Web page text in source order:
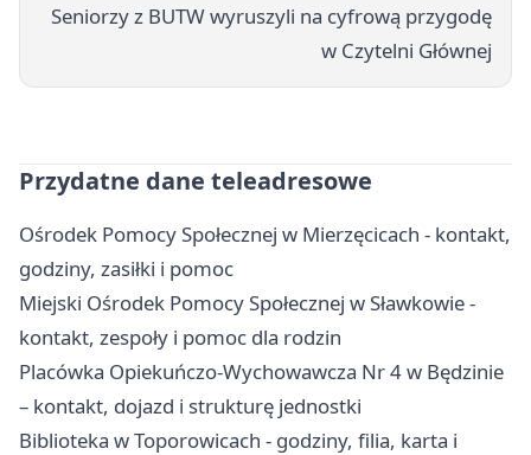
Seniorzy z BUTW wyruszyli na cyfrową przygodę
w Czytelni Głównej
Przydatne dane teleadresowe
Ośrodek Pomocy Społecznej w Mierzęcicach - kontakt,
godziny, zasiłki i pomoc
Miejski Ośrodek Pomocy Społecznej w Sławkowie -
kontakt, zespoły i pomoc dla rodzin
Placówka Opiekuńczo-Wychowawcza Nr 4 w Będzinie
– kontakt, dojazd i strukturę jednostki
Biblioteka w Toporowicach - godziny, filia, karta i